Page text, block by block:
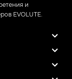
и
EVOLUTE.